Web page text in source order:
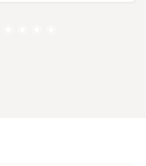
banheiros e